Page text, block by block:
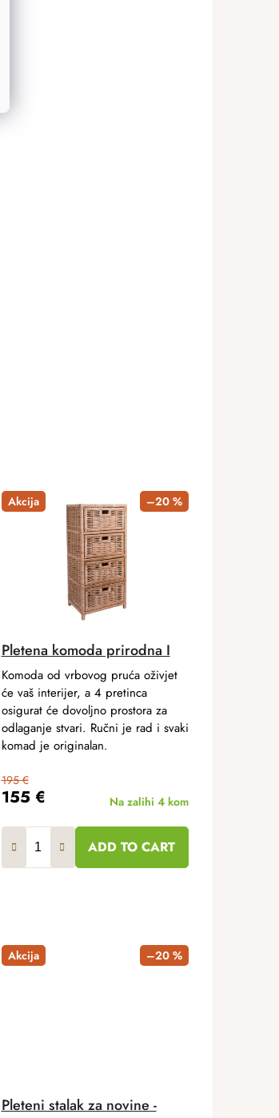
Akcija –20 %
Pletena komoda prirodna I
155 €
195 €
Na zalihi 4 kom
ADD TO CART
Komoda od vrbovog pruća oživjet
će vaš interijer, a 4 pretinca
osigurat će dovoljno prostora za
odlaganje stvari. Ručni je rad i svaki
komad je originalan.
Akcija –20 %
Pleteni stalak za novine -